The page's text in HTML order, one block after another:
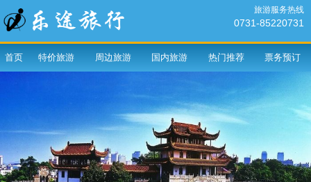
旅游服务热线
0731-85220731
首页 特价旅游 周边旅游 国内旅游 热门推荐 票务预订